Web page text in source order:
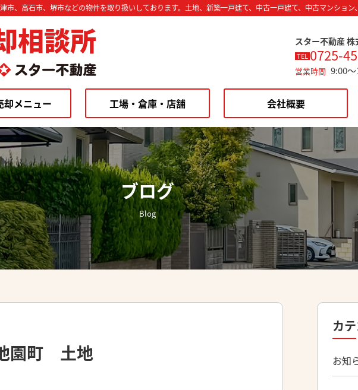
、高石市、堺市などの物件を取り扱いしております。土地、新築一戸建て、中古一戸建て、中古マンション
相談所 スター不動産 株
TEL 0725-
営業時間 9:00
却メニュー 工場・倉庫・店舗 会社概要
ブログ
Blog
園町 土地
カ
お知